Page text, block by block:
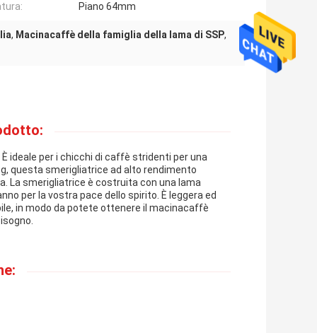
Piano 64mm
, Macinacaffè della famiglia della lama di SSP,
ideale per i chicchi di caffè stridenti per una
questa smerigliatrice ad alto rendimento
La smerigliatrice è costruita con una lama
per la vostra pace dello spirito. È leggera ed
in modo da potete ottenere il macinacaffè